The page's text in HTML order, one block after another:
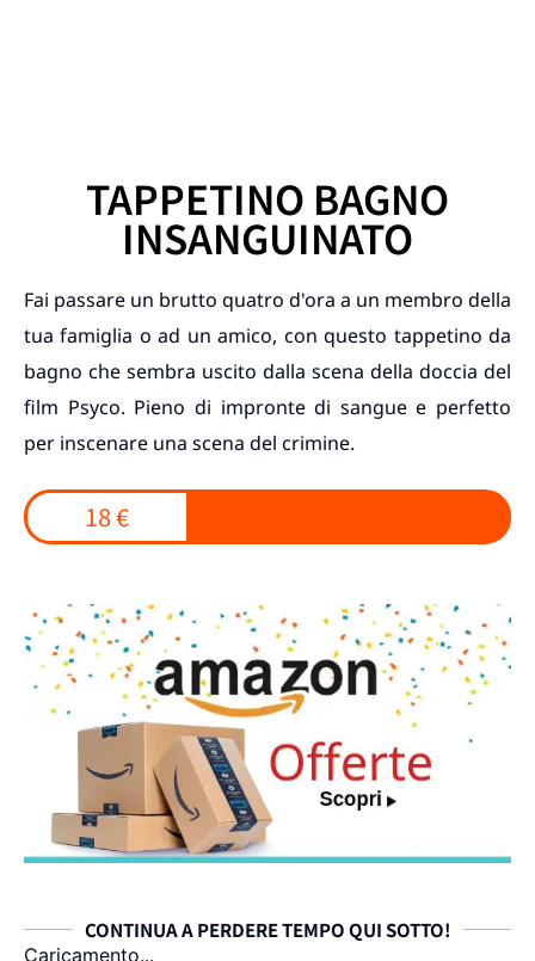
TAPPETINO BAGNO
INSANGUINATO
Fai passare un brutto quatro d'ora a un membro della
tua famiglia o ad un amico, con questo tappetino da
bagno che sembra uscito dalla scena della doccia del
film Psyco. Pieno di impronte di sangue e perfetto
per inscenare una scena del crimine.
18 €
CONTINUA A PERDERE TEMPO QUI SOTTO!
Caricamento...